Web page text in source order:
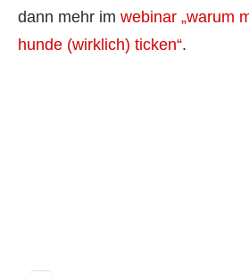
dann mehr im webinar „warum
hunde (wirklich) ticken“.